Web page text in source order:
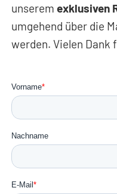
unseremexklusiven
umgehend über die
werden. Vielen Dank